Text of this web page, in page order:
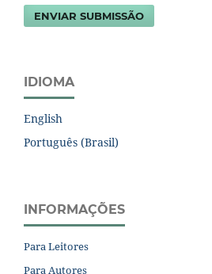
ENVIAR SUBMISSÃO
IDIOMA
English
Português (Brasil)
INFORMAÇÕES
Para Leitores
Para Autores